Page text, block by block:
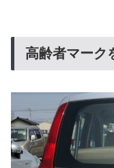
高齢者マーク